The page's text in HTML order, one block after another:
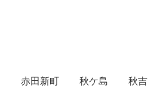
赤田新町 秋ケ島
秋吉